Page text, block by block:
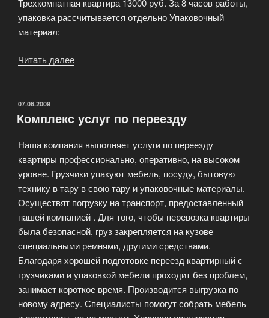
Трехкомнатная квартира 13000 руб. За 8 часов работы,
упаковка рассчитывается отдельно Упаковочный
материал:
Читать далее
грузчиков,
автотранспорта»
ОПУБЛИКОВАНО
07.06.2009
Комплекс услуг по переезду
Наша компания выполняет услуги по переезду
квартиры профессионально, оперативно, на высоком
уровне. Грузчики упакуют мебель, посуду, бытовую
технику в тару в свою тару и упаковочные материалы.
Осуществят погрузку на транспорт, предоставленный
нашей компанией . Для того, чтобы перевозка квартиры
была безопасной, груз закрепляется на кузове
специальными ремнями, другими средствами.
Благодаря хорошей подготовке переезд квартирный с
грузчиками и упаковкой мебели проходит без проблем,
занимает короткое время. Производится выгрузка по
новому адресу. Специалисты помогут собрать мебель